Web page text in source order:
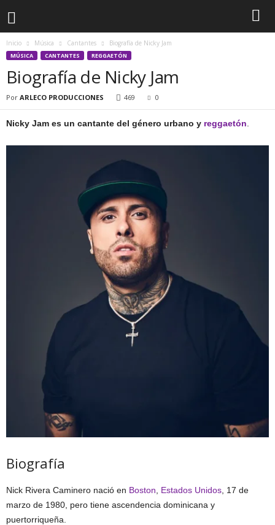
Inicio Música Cantantes Biografía de Nicky Jam
MÚSICA CANTANTES REGGAETÓN
Biografía de Nicky Jam
Por ARLECO PRODUCCIONES 469 0
Nicky Jam es un cantante del género urbano y reggaetón
Biografía
Nick Rivera Caminero nació en Boston Estados Unidos , 17 de
marzo de 1980, pero tiene ascendencia dominicana y
puertorriqueña.